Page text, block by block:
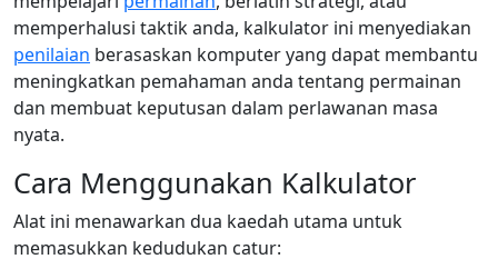
memperhalusi taktik anda, kalkulator ini menyediakan
penilaian berasaskan komputer yang dapat membantu
meningkatkan pemahaman anda tentang permainan
dan membuat keputusan dalam perlawanan masa
nyata.
Cara Menggunakan Kalkulator
Alat ini menawarkan dua kaedah utama untuk
memasukkan kedudukan catur: